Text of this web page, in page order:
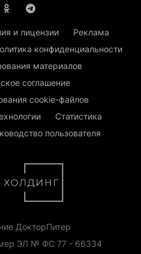
и лицензии
Реклама
конфиденциальности
материалов
соглашение
cookie-файлов
Статистика
пользователя
ДокторПитер
ЭЛ № ФС 77 - 66334